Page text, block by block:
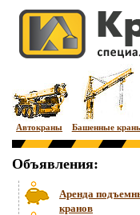
Автокраны Башенные
Объявления:
Аренда
кранов